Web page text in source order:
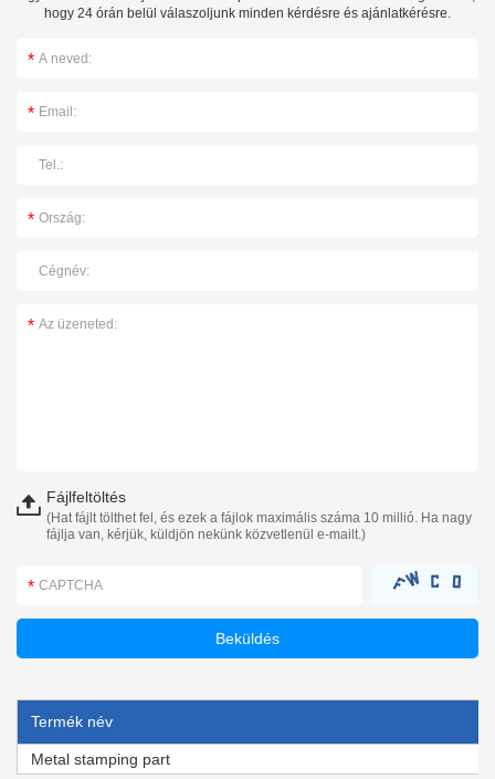
hogy 24 órán belül válaszoljunk minden kérdésre és ajánlatkérésre.
Fájlfeltöltés
(Hat fájlt tölthet fel, és ezek a fájlok maximális száma 10 millió. Ha nagy
fájlja van, kérjük, küldjön nekünk közvetlenül e-mailt.)
Termék név
Metal stamping part